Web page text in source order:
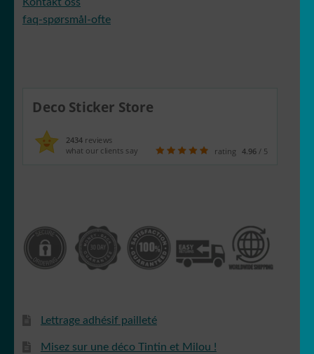
faq-spørsmål-ofte
Deco Sticker Store
2434 reviews
what our clients say rating 4.96 / 5
Lettrage adhésif pailleté
Misez sur une déco Tintin et Milou !